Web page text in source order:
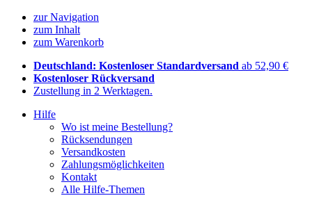
zur Navigation
zum Inhalt
zum Warenkorb
Deutschland: Kostenloser Standardversand ab 52,90 €
Kostenloser Rückversand
Zustellung in 2 Werktagen.
Hilfe
Wo ist meine Bestellung?
Rücksendungen
Versandkosten
Zahlungsmöglichkeiten
Kontakt
Alle Hilfe-Themen